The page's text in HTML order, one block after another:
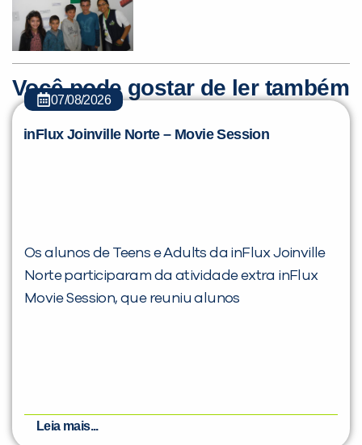
Você pode gostar de ler também
07/08/2026
inFlux Joinville Norte – Movie Session
Os alunos de Teens e Adults da inFlux Joinville
Norte participaram da atividade extra inFlux
Movie Session, que reuniu alunos
Leia mais...